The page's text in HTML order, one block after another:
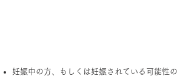
妊娠中の方、もしくは妊娠されている可能性の